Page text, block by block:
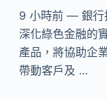
9 小時前 — 銀行
深化綠色金融的
產品，將協助企
帶動客戶及 …